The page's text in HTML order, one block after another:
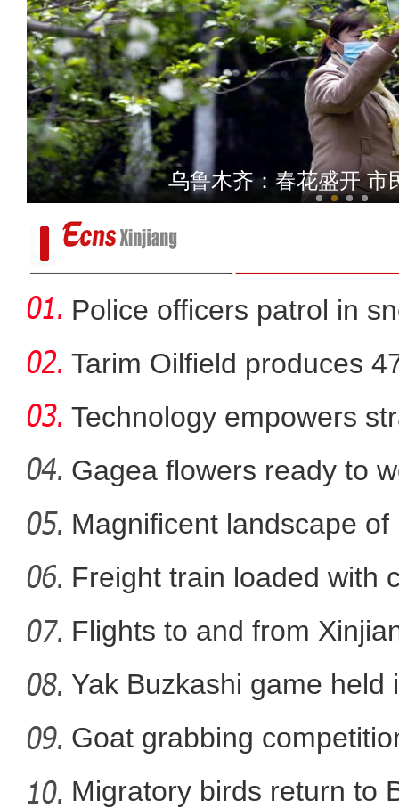
经开区：加快道路改造升级
实拍新疆兵团昆玉市：荒
乌鲁木齐：春花盛开 市
Police officers patrol in
Tarim Oilfield produces
Technology empowers
Xi
Gagea flowers ready to
Nal
Magnificent landscape
La
Freight train loaded with
Flights to and from
Yak Buzkashi game held
Goat grabbing
Migratory birds return to